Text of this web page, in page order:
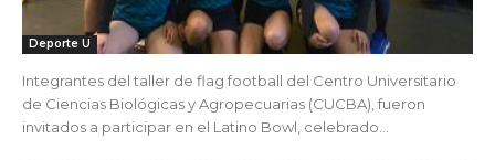
Deporte U
Integrantes del taller de flag football del Centro Universitario
de Ciencias Biológicas y Agropecuarias (CUCBA), fueron
invitados a participar en el Latino Bowl, celebrado...